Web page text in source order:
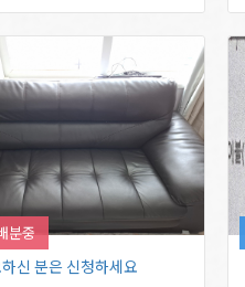
분중
신 분은 신청하세요